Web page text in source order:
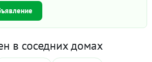
в соседних домах